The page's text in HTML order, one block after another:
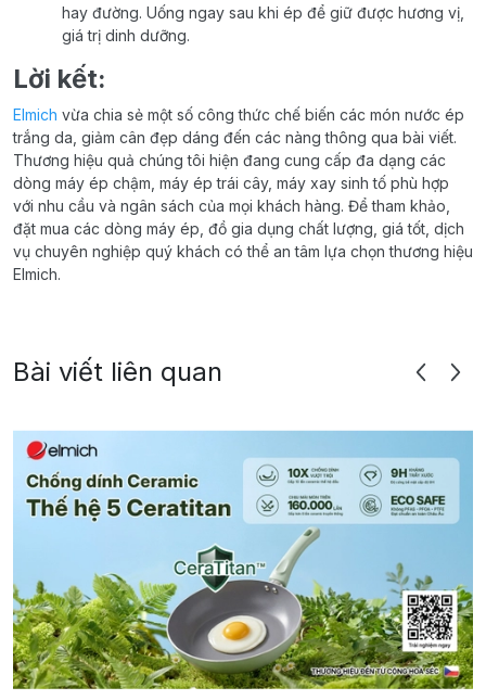
hay đường. Uống ngay sau khi ép để giữ được hương vị,
giá trị dinh dưỡng.
Lời kết:
Elmich vừa chia sẻ một số công thức chế biến các món nước ép
trắng da, giảm cân đẹp dáng đến các nàng thông qua bài viết.
Thương hiệu quả chúng tôi hiện đang cung cấp đa dạng các
dòng máy ép chậm, máy ép trái cây, máy xay sinh tố phù hợp
với nhu cầu và ngân sách của mọi khách hàng. Để tham khảo,
đặt mua các dòng máy ép, đồ gia dụng chất lượng, giá tốt, dịch
vụ chuyên nghiệp quý khách có thể an tâm lựa chọn thương hiệu
Elmich.
Bài viết liên quan